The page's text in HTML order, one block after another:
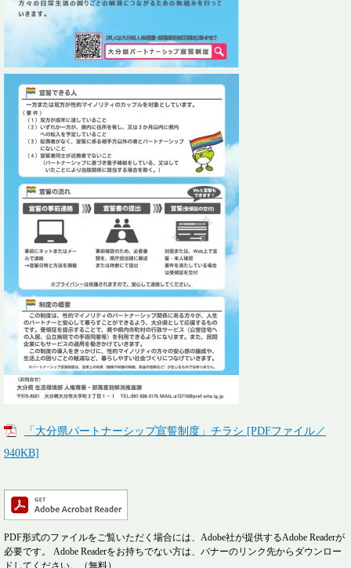
「大分県パートナーシップ宣誓制度」チラシ [PDFファイル／
940KB]
PDF形式のファイルをご覧いただく場合には、Adobe社が提供するAdobe Readerが
必要です。
Adobe Readerをお持ちでない方は、バナーのリンク先からダウンロー
ドしてください。（無料）